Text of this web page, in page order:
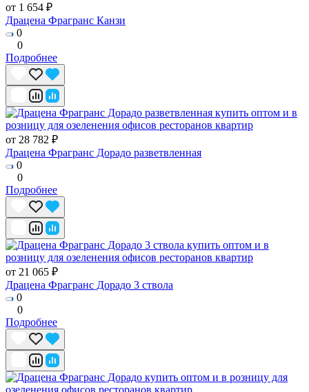
от 1 654 ₽
Драцена Фрагранс Канзи
0
0
Подробнее
от 28 782 ₽
Драцена Фрагранс Дорадо разветвленная
0
0
Подробнее
от 21 065 ₽
Драцена Фрагранс Дорадо 3 ствола
0
0
Подробнее